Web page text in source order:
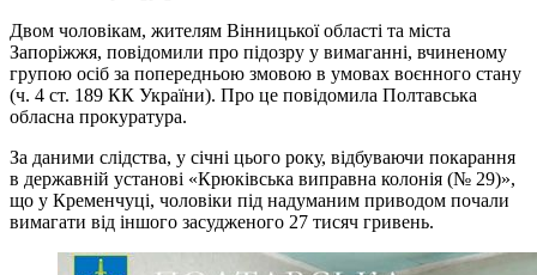
Двом чоловікам, жителям Вінницької області та міста
Запоріжжя, повідомили про підозру у вимаганні, вчиненому
групою осіб за попередньою змовою в умовах воєнного стану
(ч. 4 ст. 189 КК України). Про це повідомила Полтавська
обласна прокуратура.
За даними слідства, у січні цього року, відбуваючи покарання
в державній установі «Крюківська виправна колонія (№ 29)»,
що у Кременчуці, чоловіки під надуманим приводом почали
вимагати від іншого засудженого 27 тисяч гривень.